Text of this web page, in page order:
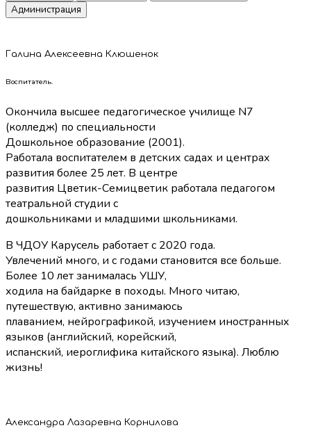
Администрация
Галина Алексеевна Клюшенок
Воспитатель.
Окончила высшее педагогическое училище N7
(колледж) по специальности
Дошкольное образование (2001).
Работала воспитателем в детских садах и центрах
развития более 25 лет. В центре
развития Цветик-Семицветик работала педагогом
театральной студии с
дошкольниками и младшими школьниками.
В ЧДОУ Карусель работает с 2020 года.
Увлечений много, и с годами становится все больше.
Более 10 лет занималась УШУ,
ходила на байдарке в походы. Много читаю,
путешествую, активно занимаюсь
плаванием, нейрографикой, изучением иностранных
языков (английский, корейский,
испанский, иероглифика китайского языка). Люблю
жизнь!
Александра Лазаревна Корнилова